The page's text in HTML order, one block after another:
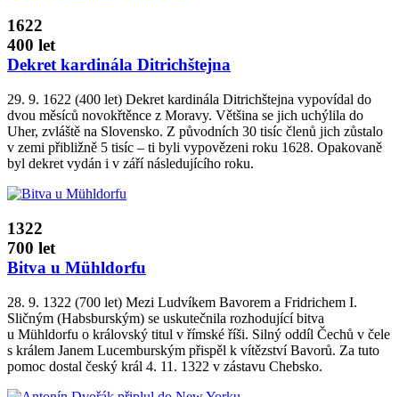
1622
400 let
Dekret kardinála Ditrichštejna
29. 9. 1622 (400 let) Dekret kardinála Ditrichštejna vypovídal do
dvou měsíců novokřtěnce z Moravy. Většina se jich uchýlila do
Uher, zvláště na Slovensko. Z původních 30 tisíc členů jich zůstalo
v zemi přibližně 5 tisíc – ti byli vypovězeni roku 1628. Opakovaně
byl dekret vydán i v září následujícího roku.
1322
700 let
Bitva u Mühldorfu
28. 9. 1322 (700 let) Mezi Ludvíkem Bavorem a Fridrichem I.
Sličným (Habsburským) se uskutečnila rozhodující bitva
u Mühldorfu o královský titul v římské říši. Silný oddíl Čechů v čele
s králem Janem Lucemburským přispěl k vítězství Bavorů. Za tuto
pomoc dostal český král 4. 11. 1322 v zástavu Chebsko.